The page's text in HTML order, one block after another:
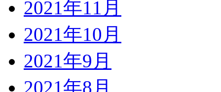
2021年11月
2021年10月
2021年9月
2021年8月